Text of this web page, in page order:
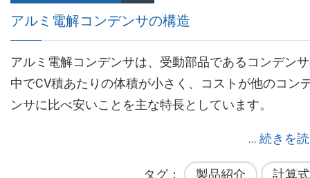
アルミ電解コンデンサの構造
アルミ電解コンデンサは、受動部品であるコンデン
中でCV積あたりの体積が小さく、コストが他のコン
ンサに比べ安いことを主な特長としています。
... 続きを
タグ 製品紹介 計算式